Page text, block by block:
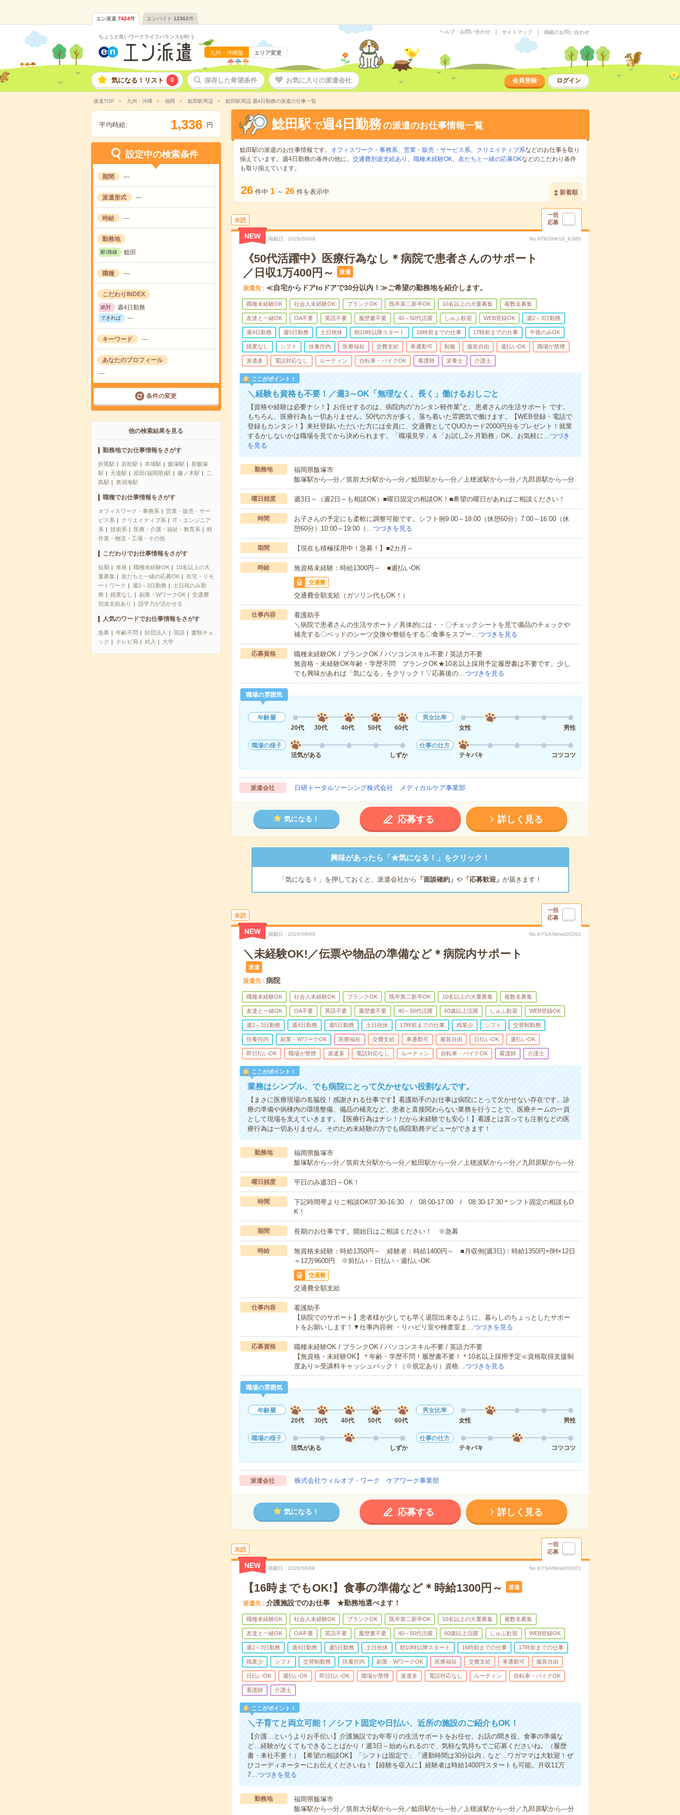
エン派遣 7424件 エンバイト 12362件
ちょうど良いワークライフバランスが叶う
九州・沖縄版 エリア変更
ヘルプ・お問い合わせ サイトマップ 掲載のお問い合わせ
気になる！リスト 0 保存した希望条件 お気に入りの派遣会社 会員登録 ログイン
派遣TOP 九州・沖縄 福岡 鯰田駅周辺 鯰田駅周辺 週4日勤務の派遣の仕事一覧
平均時給: 1,336 円
設定中の検索条件
期間 ---
派遣形式 ---
時給 ---
勤務地
駅/路線 鯰田
職種 ---
こだわりINDEX
絶対 週4日勤務
できれば ---
キーワード ---
あなたのプロフィール
---
条件の変更
他の検索結果を見る
勤務地でお仕事情報をさがす
折尾駅 若松駅 本城駅 飯塚駅
新飯塚
駅
天道駅 原田(福岡県)駅 藤ノ木駅
二
島駅
奥洞海駅
職種でお仕事情報をさがす
オフィスワーク・事務系
営業・販売・サー
ビス系
クリエイティブ系
IT・エンジニア
系
技術系 医療・介護・福祉・教育系
軽
作業・物流・工場・その他
こだわりでお仕事情報をさがす
短期 単発 職種未経験OK
10名以上の大
量募集
友だちと一緒の応募OK
在宅・リモ
ートワーク
週2～3日勤務
土日祝のみ勤
務
残業なし 副業・WワークOK
交通費
別途支給あり
語学力が活かせる
人気のワードでお仕事情報をさがす
急募 年齢不問 財団法人 英語
書類チェ
ック
テレビ局 封入 大学
鯰田駅 で週4日勤務の派遣のお仕事情報一覧
鯰田駅の派遣のお仕事情報です。 オフィスワーク・事務系、 営業・販売・サービス系、 クリエイティブ系などのお仕事を取り
揃えています。週4日勤務の条件の他に、 交通費別途支給あり 、 職種未経験OK、 友だちと一緒の応募OKなどのこだわり条件
も取り揃えています。
26 件中 1 ～ 26 件を表示中 新着順
未読
一括
応募
NEW 掲載日 2026/08/08 No.NTKOHK18_KJMS
《50代活躍中》医療行為なし＊病院で患者さんのサポート
／日収1万400円～
派遣
派遣先 ≪自宅からドアtoドアで30分以内！≫ご希望の勤務地を紹介します。
職種未経験OK 社会人未経験OK ブランクOK 既卒第二新卒OK 10名以上の大量募集 複数名募集
友達と一緒OK OA不要 英語不要 履歴書不要 40～50代活躍 しゅふ歓迎 WEB登録OK 週2～3日勤務
週4日勤務 週5日勤務 土日祝休 朝10時以降スタート 16時前までの仕事 17時前までの仕事 午後のみOK
残業なし シフト 扶養控内 医療福祉 交費支給 車通勤可 制服 服装自由 週払いOK 職場が禁煙
派遣多 電話対応なし ルーティン 自転車・バイクOK 看護師 栄養士 介護士
ここがポイント！
＼経験も資格も不要！／週3～OK「無理なく、長く」働けるおしごと
【資格や経験は必要ナシ！】お任せするのは、病院内の“カンタン軽作業”と、患者さんの生活サポート です。
もちろん、医療行為も一切ありません。50代の方が多く、落ち着いた雰囲気で働けます。【WEB登録・電話で
登録もカンタン！】来社登録いただいた方には全員に、交通費としてQUOカード2000円分をプレゼント！就業
するかしないかは職場を見てから決められます。「職場見学」＆「お試し2ヶ月勤務」OK。お気軽に…つづき
を見る
勤務地
福岡県飯塚市
飯塚駅から---分／筑前大分駅から---分／鯰田駅から---分／上穂波駅から---分／九郎原駅から---分
曜日頻度 週3日～（週2日～も相談OK）■曜日固定の相談OK！■希望の曜日があればご相談ください！
時間
お子さんの予定にも柔軟に調整可能です。シフト例9:00～18:00（休憩60分）7:00～16:00（休
憩60分）10:00～19:00（…つづきを見る
期間 【現在も積極採用中！急募！】■2カ月～
時給 無資格未経験：時給1300円～ ■週払いOK
交通費
交通費全額支給（ガソリン代もOK！）
仕事内容
看護助手
＼病院で患者さんの生活サポート／具体的には・・〇チェックシートを見て備品のチェックや
補充する〇ベッドのシーツ交換や整頓をする〇食事をスプー…つづきを見る
応募資格
職種未経験OK / ブランクOK / パソコンスキル不要 / 英語力不要
無資格・未経験OK年齢・学歴不問 ブランクOK★10名以上採用予定履歴書は不要です。少し
でも興味があれば「気になる」をクリック！▽応募後の…つづきを見る
職場の雰囲気
年齢層
20代
30代 40代 50代 60代
男女比率
女性
男性
職場の様子
活気がある
しずか
仕事の仕方
テキパキ
コツコツ
派遣会社 日研トータルソーシング株式会社 メディカルケア事業部
気になる！ 応募する 詳しく見る
興味があったら「★気になる！」をクリック！
「気になる！」を押しておくと、派遣会社から 「面談確約」 や「応募歓迎」 が届きます！
未読
一括
応募
NEW 掲載日 2026/08/08 No.KYSAINms400201
＼未経験OK!／伝票や物品の準備など＊病院内サポート
派遣
派遣先 病院
職種未経験OK 社会人未経験OK ブランクOK 既卒第二新卒OK 10名以上の大量募集 複数名募集
友達と一緒OK OA不要 英語不要 履歴書不要 40～50代活躍 60歳以上活躍 しゅふ歓迎 WEB登録OK
週2～3日勤務 週4日勤務 週5日勤務 土日祝休 17時前までの仕事 残業少 シフト 交替制勤務
扶養控内 副業・WワークOK 医療福祉 交費支給 車通勤可 服装自由 日払いOK 週払いOK
即日払いOK 職場が禁煙 派遣多 電話対応なし ルーティン 自転車・バイクOK 看護師 介護士
ここがポイント！
業務はシンプル、でも病院にとって欠かせない役割なんです。
【まさに医療現場の名脇役！感謝される仕事です】看護助手のお仕事は病院にとって欠かせない存在です。診
療の準備や病棟内の環境整備、備品の補充など、患者と直接関わらない業務を行うことで、医療チームの一員
として現場を支えていきます。【医療行為はナシ！だから未経験でも安心！】看護とは言っても注射などの医
療行為は一切ありません。そのため未経験の方でも病院勤務デビューができます！
勤務地
福岡県飯塚市
飯塚駅から---分／筑前大分駅から---分／鯰田駅から---分／上穂波駅から---分／九郎原駅から---分
曜日頻度 平日のみ週3日～OK！
時間
下記時間帯よりご相談OK07:30-16:30 / 08:00-17:00 / 08:30-17:30＊シフト固定の相談もO
K！
期間 長期のお仕事です。開始日はご相談ください！ ※急募
時給
無資格未経験：時給1350円～ 経験者：時給1400円～ ■月収例(週3日)：時給1350円×8H×12日
＝12万9600円 ※前払い・日払い・週払いOK
交通費
交通費全額支給
仕事内容
看護助手
【病院でのサポート】患者様が少しでも早く退院出来るように、暮らしのちょっとしたサポー
トをお願いします！▼仕事内容例 ・リハビリ室や検査室ま…つづきを見る
応募資格
職種未経験OK / ブランクOK / パソコンスキル不要 / 英語力不要
【無資格・未経験OK】＊年齢・学歴不問！履歴書不要！＊10名以上採用予定≪資格取得支援制
度あり≫受講料キャッシュバック！（※規定あり）資格…つづきを見る
職場の雰囲気
年齢層
20代
30代 40代 50代 60代
男女比率
女性
男性
職場の様子
活気がある
しずか
仕事の仕方
テキパキ
コツコツ
派遣会社 株式会社ウィルオブ・ワーク ケアワーク事業部
気になる！ 応募する 詳しく見る
未読
一括
応募
NEW 掲載日 2026/08/08 No.KYSAINms400201
【16時までもOK!】食事の準備など＊時給1300円～ 派遣
派遣先 介護施設でのお仕事 ★勤務地選べます！
職種未経験OK 社会人未経験OK ブランクOK 既卒第二新卒OK 10名以上の大量募集 複数名募集
友達と一緒OK OA不要 英語不要 履歴書不要 40～50代活躍 60歳以上活躍 しゅふ歓迎 WEB登録OK
週2～3日勤務 週4日勤務 週5日勤務 土日祝休 朝10時以降スタート 16時前までの仕事 17時前までの仕事
残業少 シフト 交替制勤務 扶養控内 副業・WワークOK 医療福祉 交費支給 車通勤可 服装自由
日払いOK 週払いOK 即日払いOK 職場が禁煙 派遣多 電話対応なし ルーティン 自転車・バイクOK
看護師 介護士
ここがポイント！
＼子育てと両立可能！／シフト固定や日払い、近所の施設のご紹介もOK！
【介護…というよりお手伝い】介護施設でお年寄りの生活サポートをお任せ。お話の聞き役、食事の準備な
ど…経験がなくてもできることばかり！週3日～始められるので、気軽な気持ちでご応募くださいね。（履歴
書・来社不要！）【希望の相談OK】「シフトは固定で」「通勤時間は30分以内」など…ワガママは大歓迎！ぜ
ひコーディネーターにお伝えくださいね！【経験を収入に】経験者は時給1400円スタートも可能。月収11万
7…つづきを見る
勤務地
福岡県飯塚市
飯塚駅から---分／筑前大分駅から---分／鯰田駅から---分／上穂波駅から---分／九郎原駅から---分